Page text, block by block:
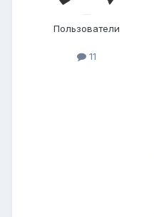
Пользователи
11